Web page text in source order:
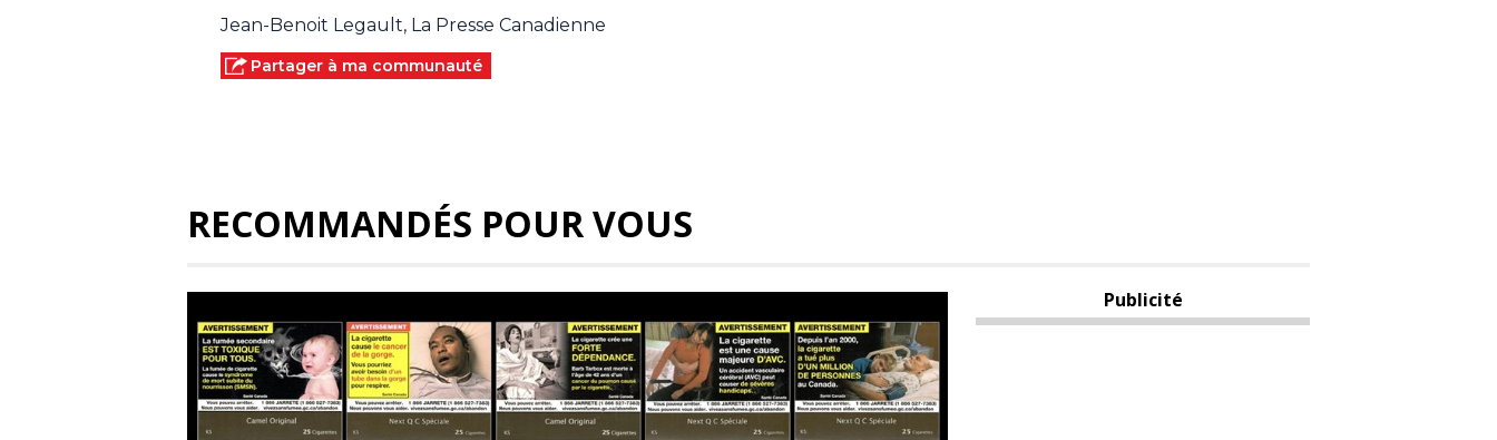
Jean-Benoit Legault, La Presse Canadienne
Partager à ma communauté
RECOMMANDÉS POUR VOUS
Publicité